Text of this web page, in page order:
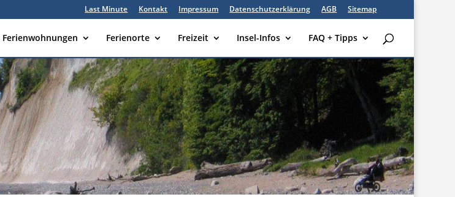
Last Minute Kontakt Impressum Datenschutzerklärung AGB Sitemap
Ferienwohnungen Ferienorte Freizeit Insel-Infos FAQ + Tipps